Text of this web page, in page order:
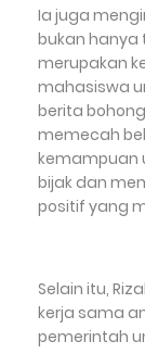
Ia juga
bukan
merupakan
mahasiswa
berita
memecah
kemampuan
bijak dan
positif yang
Selain itu,
kerja sama
pemerintah